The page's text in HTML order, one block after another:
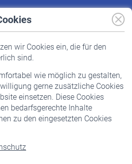
wir Cookies ein, die für den
sind.
wie möglich zu gestalten,
gerne zusätzliche Cookies
einsetzen. Diese Cookies
bedarfsgerechte Inhalte
zu den eingesetzten Cookies